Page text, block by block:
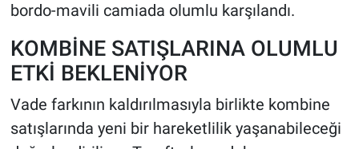
bordo-mavili camiada olumlu karşılandı.
KOMBİNE SATIŞLARINA OLUMLU
ETKİ BEKLENİYOR
Vade farkının kaldırılmasıyla birlikte kombine
satışlarında yeni bir hareketlilik yaşanabileceği